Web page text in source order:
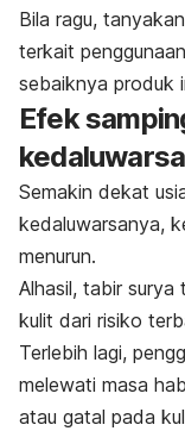
Bila ragu,
terkait penggunaan
sebaiknya produk
Efek
kedaluwarsa
Semakin dekat
kedaluwarsanya,
menurun.
Alhasil, tabir
kulit dari risiko
Terlebih lagi,
melewati masa
atau gatal pada